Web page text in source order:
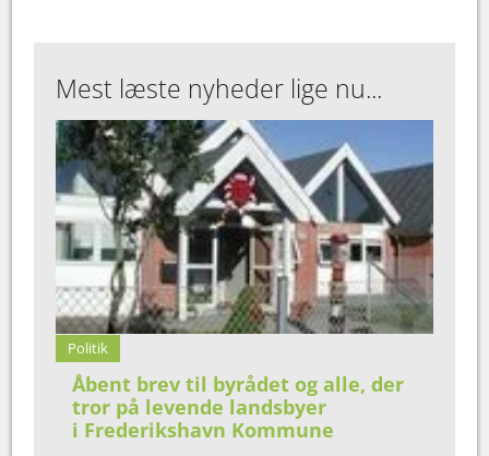
Mest læste nyheder lige nu...
Politik
Åbent brev til byrådet og alle, der
tror på levende landsbyer
i Frederikshavn Kommune